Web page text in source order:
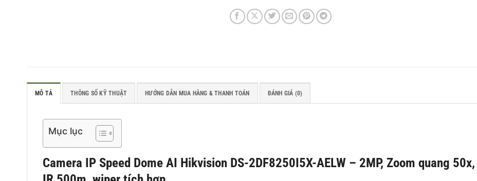
MÔ TẢ THÔNG SỐ KỸ THUẬT HƯỚNG DẪN MUA HÀNG & THANH TOÁN ĐÁNH GIÁ (0)
Mục lục
Camera IP Speed Dome AI Hikvision DS-2DF8250I5X-AELW – 2MP, Zoom quang 50x,